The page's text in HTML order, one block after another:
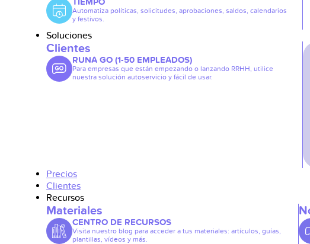
Automatiza políticas, solicitudes, aprobaciones, saldos, calendarios
y festivos.
Soluciones
Clientes
RUNA GO (1-50 EMPLEADOS)
Para empresas que están empezando o lanzando RRHH, utilice
nuestra solución autoservicio y fácil de usar.
Precios
Clientes
Recursos
Materiales
CENTRO DE RECURSOS
Visita nuestro blog para acceder a tus materiales: artículos, guías,
plantillas, vídeos y más.